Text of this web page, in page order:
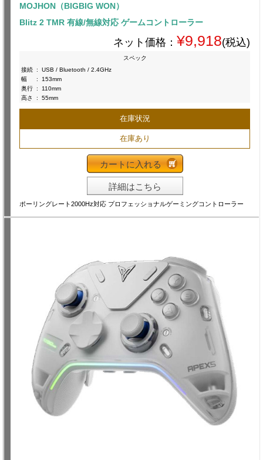
MOJHON（BIGBIG WON）
Blitz 2 TMR 有線/無線対応 ゲームコントローラー
ネット価格： ¥9,918(税込)
スペック
接続 :
USB / Bluetooth / 2.4GHz
幅
:
153mm
奥行 :
110mm
高さ
: 55mm
在庫状況
在庫あり
カートに入れる
詳細はこちら
ポーリングレート2000Hz対応 プロフェッショナルゲーミングコントローラー